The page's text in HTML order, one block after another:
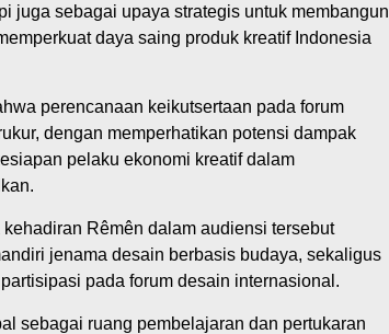
juga sebagai upaya strategis untuk membangun
daya saing produk kreatif Indonesia
perencanaan keikutsertaan pada forum
dengan memperhatikan potensi dampak
pelaku ekonomi kreatif dalam
Rêmên dalam audiensi tersebut
jenama desain berbasis budaya, sekaligus
pada forum desain internasional.
sebagai ruang pembelajaran dan pertukaran